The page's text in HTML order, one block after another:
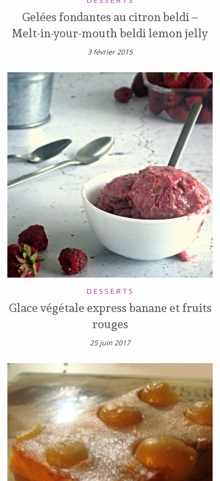
Gelées fondantes au citron beldi –
Melt-in-your-mouth beldi lemon jelly
3 février 2015
DESSERTS
Glace végétale express banane et fruits
rouges
25 juin 2017